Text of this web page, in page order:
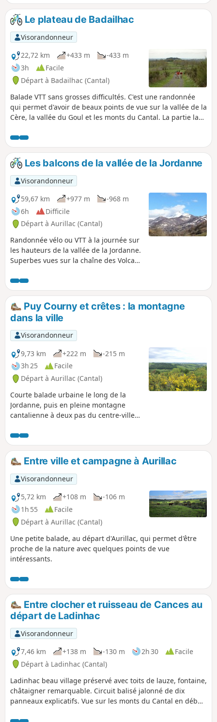
Le plateau de Badailhac
Visorandonneur
22,72 km
+433 m
-433 m
3h
Facile
Départ à Badailhac (Cantal)
Balade VTT sans grosses difficultés. C'est une randonnée
qui permet d'avoir de beaux points de vue sur la vallée de la
Cère, la vallée du Goul et les monts du Cantal. La partie la
Les balcons de la vallée de la Jordanne
Visorandonneur
59,67 km
+977 m
-968 m
6h
Difficile
Départ à Aurillac (Cantal)
Randonnée vélo ou VTT à la journée sur
les hauteurs de la vallée de la Jordanne.
Superbes vues sur la chaîne des Volcans
dans l'ensemble, dénivelé, jolis petits
villages, douceur et verdure des
paysages auvergnats.
Puy Courny et crêtes : la montagne
dans la ville
Visorandonneur
9,73 km
+222 m
-215 m
3h 25
Facile
Départ à Aurillac (Cantal)
Courte balade urbaine le long de la
Jordanne, puis en pleine montagne
cantalienne à deux pas du centre-ville
la Chaîne des Puys. Présence de
troupeaux et de clôtures électriques.
Chiens interdits.
Entre ville et campagne à Aurillac
Visorandonneur
5,72 km
+108 m
-106 m
1h 55
Facile
Départ à Aurillac (Cantal)
Une petite balade, au départ d'Aurillac, qui permet d'être
proche de la nature avec quelques points de vue
intéressants.
Entre clocher et ruisseau de Cances au
départ de Ladinhac
Visorandonneur
7,46 km
+138 m -130 m 2h 30
Facile
Départ à Ladinhac (Cantal)
Ladinhac beau village préservé avec toits de lauze, fontaine,
châtaigner remarquable. Circuit balisé jalonné de dix
panneaux explicatifs. Vue sur les monts du Cantal en début